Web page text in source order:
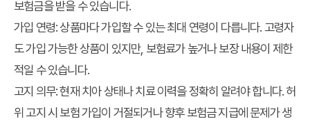
보험금을 받을 수 있습니다.
가입 연령:상품마다 가입할 수 있는 최대 연령이 다릅니다. 고령자
도 가입 가능한 상품이 있지만, 보험료가 높거나 보장 내용이 제한
적일 수 있습니다.
고지 의무:현재 치아 상태나 치료 이력을 정확히 알려야 합니다. 허
위 고지 시 보험 가입이 거절되거나 향후 보험금 지급에 문제가 생